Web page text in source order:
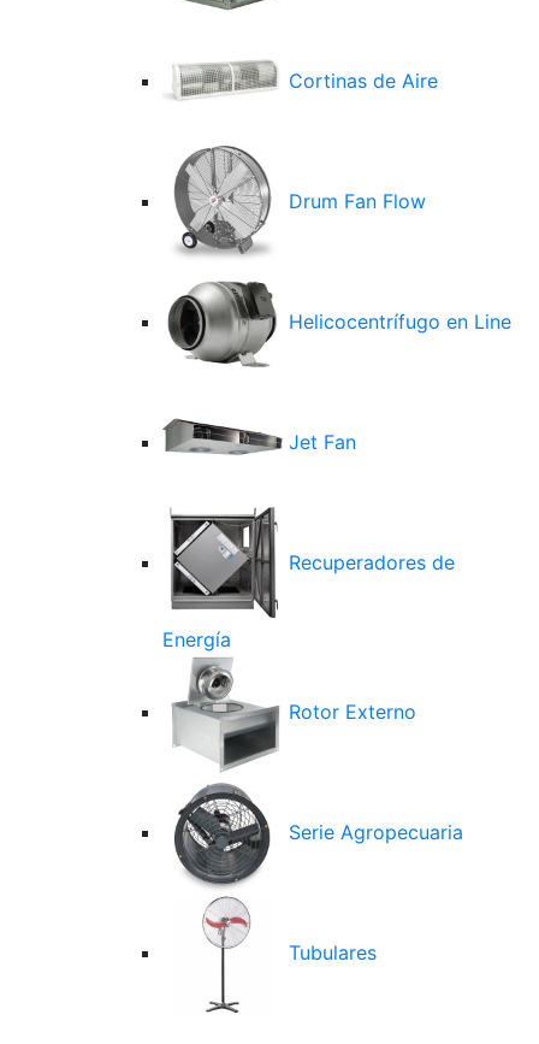
Cortinas de Aire
Drum Fan Flow
Helicocentrífugo en Line
Jet Fan
Recuperadores de
Energía
Rotor Externo
Serie Agropecuaria
Tubulares